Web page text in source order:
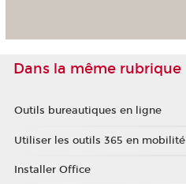
Dans la même rubrique
Outils bureautiques en ligne
Utiliser les outils 365 en mobilité
Installer Office